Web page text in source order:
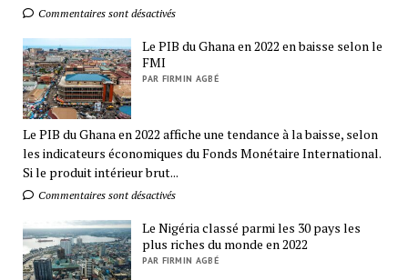
Commentaires sont désactivés
Le PIB du Ghana en 2022 en baisse selon le
FMI
PAR FIRMIN AGBÉ
Le PIB du Ghana en 2022 affiche une tendance à la baisse, selon
les indicateurs économiques du Fonds Monétaire International.
Si le produit intérieur brut...
Commentaires sont désactivés
Le Nigéria classé parmi les 30 pays les
plus riches du monde en 2022
PAR FIRMIN AGBÉ